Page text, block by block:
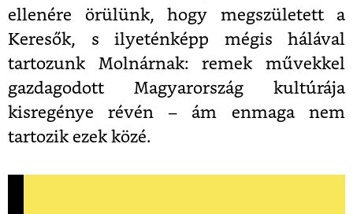
ellenére örülünk, hogy megszületett a
Keresők, s ilyeténképp mégis hálával
tartozunk Molnárnak: remek művekkel
gazdagodott Magyarország kultúrája
kisregénye révén – ám enmaga nem
tartozik ezek közé.